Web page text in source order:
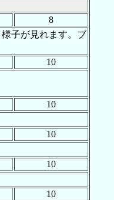
8
子が見れます。ブ
10
10
10
10
10